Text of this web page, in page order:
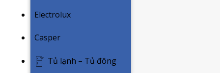
Electrolux
Casper
Tủ lạnh – Tủ đông